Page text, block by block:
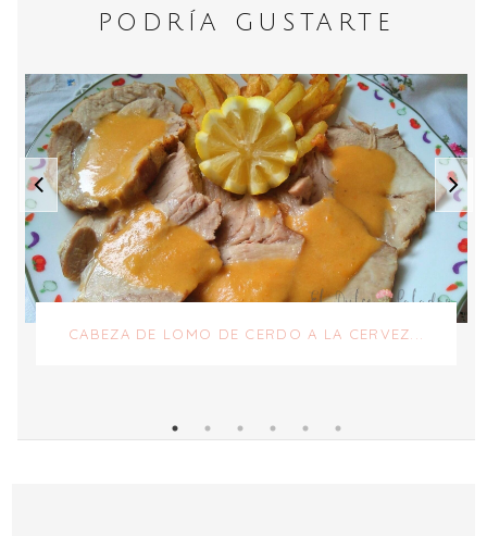
PODRÍA GUSTARTE
CABEZA DE LOMO DE CERDO A LA CERVEZ...